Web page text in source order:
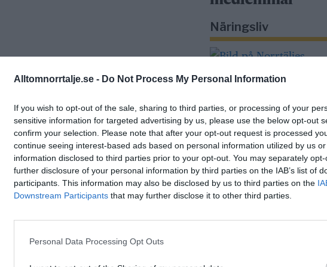
Alltomnorrtalje.se - Do Not Process My Personal Information
If you wish to opt-out of the sale, sharing to third parties, or processing of your
sensitive information for targeted advertising by us, please use the below opt-out
confirm your selection. Please note that after your opt-out request is processed
continue seeing interest-based ads based on personal information utilized by us
information disclosed to third parties prior to your opt-out. You may separately
further disclosure of your personal information by third parties on the IAB’s list of
participants. This information may also be disclosed by us to third parties on the
Downstream Participants that may further disclose it to other third parties.
Personal Data Processing Opt Outs
Näringsliv
Så många är
Norrtälje
Bino
comeback - tar